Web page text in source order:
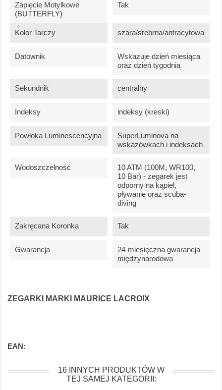
Zapięcie Motylkowe
(BUTTERFLY)
Tak
Kolor Tarczy szara/srebrna/antracytowa
Datownik
Wskazuje dzień miesiąca
oraz dzień tygodnia
Sekundnik centralny
Indeksy indeksy (kreski)
Powłoka Luminescencyjna
SuperLuminova na
wskazówkach i indeksach
Wodoszczelność
10 ATM (100M, WR100,
10 Bar) - zegarek jest
odporny na kąpiel,
pływanie oraz scuba-
diving
Zakręcana Koronka Tak
Gwarancja
24-miesięczna gwarancja
międzynarodowa
ZEGARKI MARKI MAURICE LACROIX
EAN:
16 INNYCH PRODUKTÓW W
TEJ SAMEJ KATEGORII: